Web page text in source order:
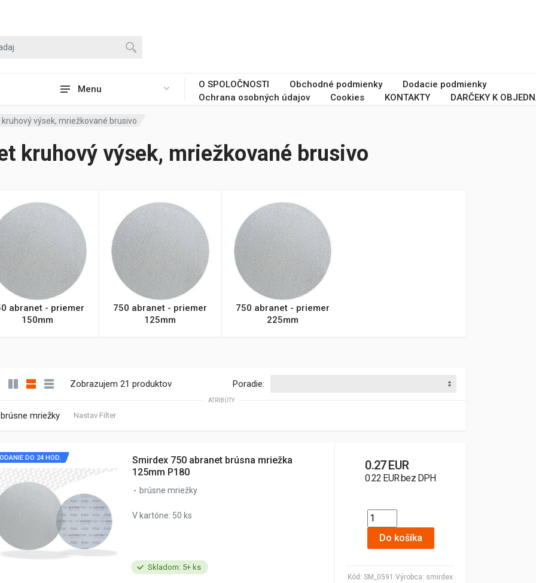
Menu O SPOLOČNOSTI Obchodné podmienky
Dodacie podmienky
Ochrana osobných údajov
Cookies KONTAKTY DARČEKY K
výsek, mriežkované brusivo
kruhový výsek, mriežkované brusivo
abranet - priemer
150mm
750 abranet - priemer
125mm
750 abranet - priemer
225mm
Zobrazujem 21 produktov Poradie:
ATRIBÚTY
brúsne mriežky Nastav Filter
Skladom: 5+ ks
Kód: SM_0591 Výrobca: smirdex
DO 24 HOD.
Smirdex 750 abranet brúsna mriežka
125mm P180
brúsne mriežky
V kartóne: 50 ks
0.27 EUR
0.22 EUR bez DPH
Do košíka